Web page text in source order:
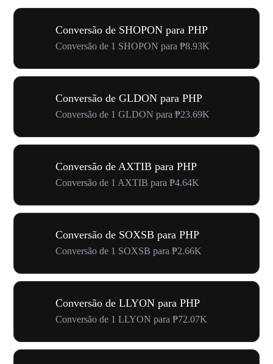
Conversão de SHOPON para PHP
Conversão de 1 SHOPON para ₱8.93K
Conversão de GLDON para PHP
Conversão de 1 GLDON para ₱23.69K
Conversão de AXTIB para PHP
Conversão de 1 AXTIB para ₱4.64K
Conversão de SOXSB para PHP
Conversão de 1 SOXSB para ₱2.66K
Conversão de LLYON para PHP
Conversão de 1 LLYON para ₱72.07K